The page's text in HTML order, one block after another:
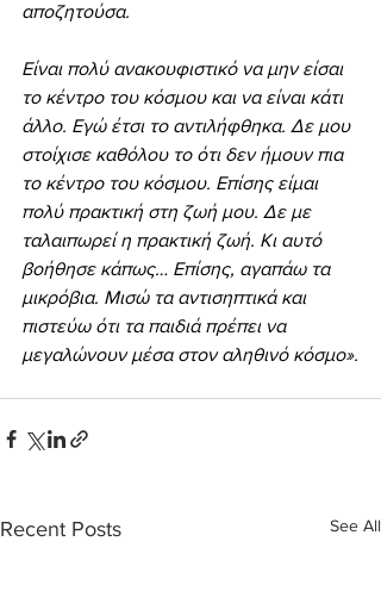
αποζητούσα.
Είναι πολύ ανακουφιστικό να μην είσαι
το κέντρο του κόσμου και να είναι κάτι
άλλο. Εγώ έτσι το αντιλήφθηκα. Δε μου
στοίχισε καθόλου το ότι δεν ήμουν πια
το κέντρο του κόσμου. Επίσης είμαι
πολύ πρακτική στη ζωή μου. Δε με
ταλαιπωρεί η πρακτική ζωή. Κι αυτό
βοήθησε κάπως… Επίσης, αγαπάω τα
μικρόβια. Μισώ τα αντισηπτικά και
πιστεύω ότι τα παιδιά πρέπει να
μεγαλώνουν μέσα στον αληθινό κόσμο».
Recent Posts See All